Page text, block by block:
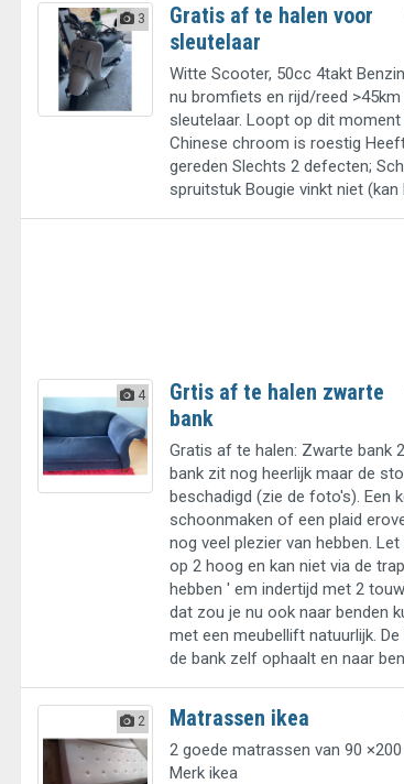
3
Gratis af te halen voor
sleutelaar
Witte Scooter, 50cc 4takt
nu bromfiets en rijd/reed
sleutelaar. Loopt op dit
Chinese chroom is roestig
gereden Slechts 2 defecten;
spruitstuk Bougie vinkt niet
4
Grtis af te halen zwarte
bank
Gratis af te halen: Zwarte bank
bank zit nog heerlijk maar de
beschadigd (zie de foto's). Een
schoonmaken of een plaid
nog veel plezier van hebben.
op 2 hoog en kan niet via de
hebben ' em indertijd met 2
dat zou je nu ook naar benden
met een meubellift natuurlijk.
de bank zelf ophaalt en naar
2 Matrassen ikea
2 goede matrassen van 90
Merk ikea